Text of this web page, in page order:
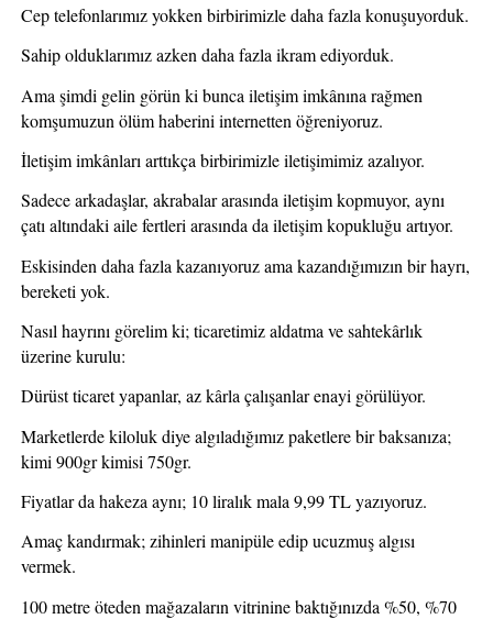
Cep telefonlarımız yokken birbirimizle daha fazla konuşuyorduk.
Sahip olduklarımız azken daha fazla ikram ediyorduk.
Ama şimdi gelin görün ki bunca iletişim imkânına rağmen
komşumuzun ölüm haberini internetten öğreniyoruz.
İletişim imkânları arttıkça birbirimizle iletişimimiz azalıyor.
Sadece arkadaşlar, akrabalar arasında iletişim kopmuyor, aynı
çatı altındaki aile fertleri arasında da iletişim kopukluğu artıyor.
Eskisinden daha fazla kazanıyoruz ama kazandığımızın bir hayrı,
bereketi yok.
Nasıl hayrını görelim ki; ticaretimiz aldatma ve sahtekârlık
üzerine kurulu:
Dürüst ticaret yapanlar, az kârla çalışanlar enayi görülüyor.
Marketlerde kiloluk diye algıladığımız paketlere bir baksanıza;
kimi 900gr kimisi 750gr.
Fiyatlar da hakeza aynı; 10 liralık mala 9,99 TL yazıyoruz.
Amaç kandırmak; zihinleri manipüle edip ucuzmuş algısı
vermek.
100 metre öteden mağazaların vitrinine baktığınızda %50, %70